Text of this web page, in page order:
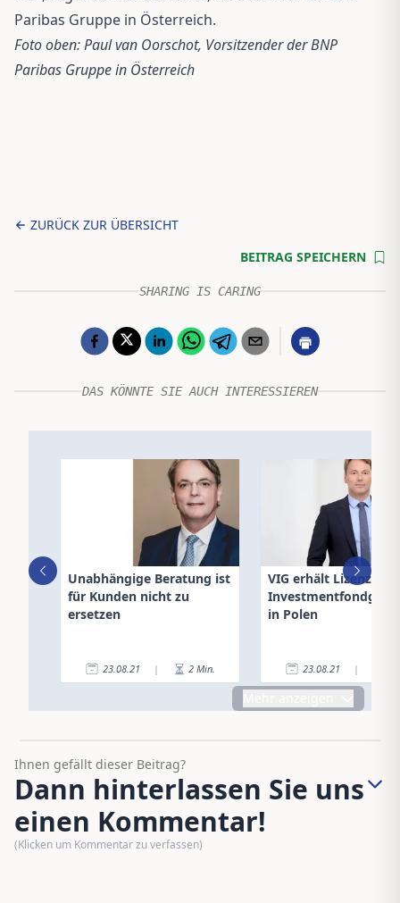
Paribas Gruppe in Österreich.
Foto oben: Paul van Oorschot, Vorsitzender der BNP
Paribas Gruppe in Österreich
ZURÜCK ZUR ÜBERSICHT
BEITRAG SPEICHERN
SHARING IS CARING
DAS KÖNNTE SIE AUCH INTERESSIEREN
Unabhängige Beratung ist
für Kunden nicht zu
ersetzen
23.08.21 | 2 Min.
VIG erhält Lizenz für
in Polen
23.08.21 |
Ihnen gefällt dieser Beitrag?
Dann hinterlassen Sie uns
einen Kommentar!
(Klicken um Kommentar zu verfassen)